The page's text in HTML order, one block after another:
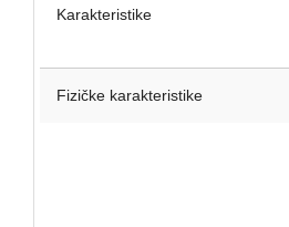
Karakteristike
Fizičke karakteristike